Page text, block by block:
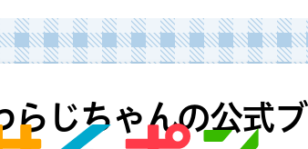
じちゃんの公式ブ